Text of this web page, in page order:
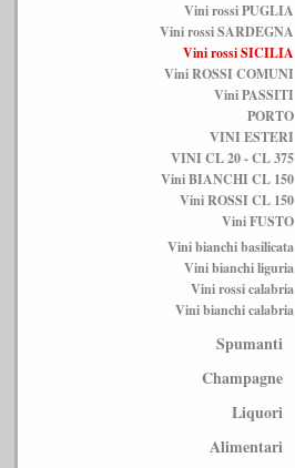
Vini rossi PUGLIA
Vini rossi SARDEGNA
Vini rossi SICILIA
Vini ROSSI COMUNI
Vini PASSITI
PORTO
VINI ESTERI
VINI CL 20 - CL 375
Vini BIANCHI CL 150
Vini ROSSI CL 150
Vini FUSTO
Vini bianchi basilicata
Vini bianchi liguria
Vini rossi calabria
Vini bianchi calabria
Spumanti
Champagne
Liquori
Alimentari